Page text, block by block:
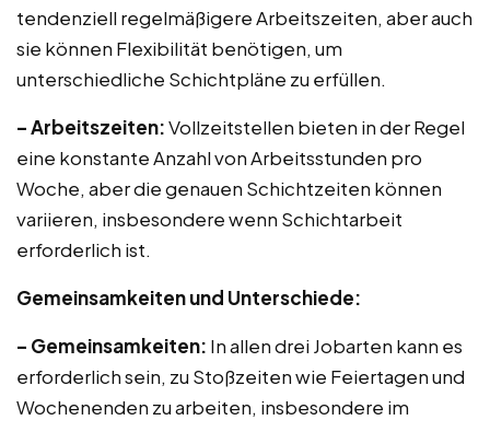
tendenziell regelmäßigere Arbeitszeiten, aber auch
sie können Flexibilität benötigen, um
unterschiedliche Schichtpläne zu erfüllen.
– Arbeitszeiten:Vollzeitstellen bieten in der Regel
eine konstante Anzahl von Arbeitsstunden pro
Woche, aber die genauen Schichtzeiten können
variieren, insbesondere wenn Schichtarbeit
erforderlich ist.
Gemeinsamkeiten und Unterschiede:
– Gemeinsamkeiten: In allen drei Jobarten kann es
erforderlich sein, zu Stoßzeiten wie Feiertagen und
Wochenenden zu arbeiten, insbesondere im